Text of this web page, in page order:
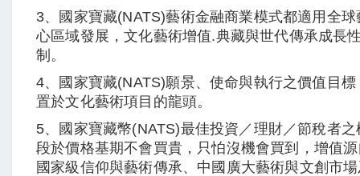
3、國家寶藏(NATS)藝術金融商業模式都適用全
心區域發展，文化藝術增值.典藏與世代傳承成長
制。
4、國家寶藏(NATS)願景、使命與執行之價值目
置於文化藝術項目的龍頭。
5、國家寶藏幣(NATS)最佳投資／理財／節稅者
段於價格基期不會買貴，只怕沒機會買到，增值
國家級信仰與藝術傳承、中國廣大藝術與文創市